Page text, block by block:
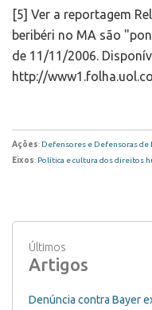
[5] Ver a reportagem
beribéri no MA são
de 11/11/2006.
http://
Ações: Defensores e Defensoras de
Eixos: Política e cultura dos direitos
Últimos
Artigos
Denúncia contra Bayer